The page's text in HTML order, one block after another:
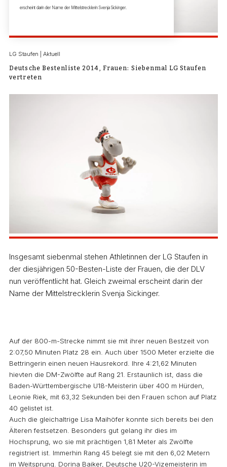
erscheint darin der Name der Mittelstrecklerin Svenja Sickinger.
LG Staufen | Aktuell
Deutsche Bestenliste 2014, Frauen: Siebenmal LG Staufen
vertreten
Insgesamt siebenmal stehen Athletinnen der LG Staufen in
der diesjährigen 50-Besten-Liste der Frauen, die der DLV
nun veröffentlicht hat. Gleich zweimal erscheint darin der
Name der Mittelstrecklerin Svenja Sickinger.
Auf der 800-m-Strecke nimmt sie mit ihrer neuen Bestzeit von
2:07,50 Minuten Platz 28 ein. Auch über 1500 Meter erzielte die
Bettringerin einen neuen Hausrekord. Ihre 4:21,62 Minuten
hievten die DM-Zwölfte auf Rang 21. Erstaunlich ist, dass die
Baden-Württembergische U18-Meisterin über 400 m Hürden,
Leonie Riek, mit 63,32 Sekunden bei den Frauen schon auf Platz
40 gelistet ist.
Auch die gleichaltrige Lisa Maihöfer konnte sich bereits bei den
Älteren festsetzen. Besonders gut gelang ihr dies im
Hochsprung, wo sie mit prächtigen 1,81 Meter als Zwölfte
registriert ist. Immerhin Rang 45 belegt sie mit den 6,02 Metern
im Weitsprung. Dorina Baiker, Deutsche U20-Vizemeisterin im